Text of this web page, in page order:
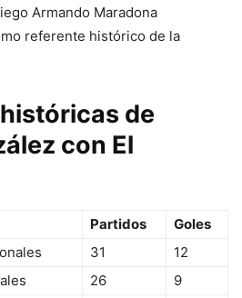
Armando Maradona
referente histórico de la
de
con El
Partidos
Goles
31
12
26
9